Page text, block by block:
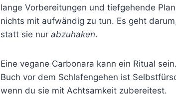
lange Vorbereitungen und tiefgehende
nichts mit aufwändig zu tun. Es geht
statt sie nur abzuhaken.
Eine vegane Carbonara kann ein Ritual
Buch vor dem Schlafengehen ist
wenn du sie mit Achtsamkeit zubereitest.